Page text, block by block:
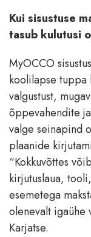
Kui sisustuse
tasub kulutusi
MyOCCO
koolilapse tuppa
valgustust,
õppevahendite
valge seinapind
plaanide
“Kokkuvõttes
kirjutuslaua,
esemetega
olenevalt igaühe
Karjatse.